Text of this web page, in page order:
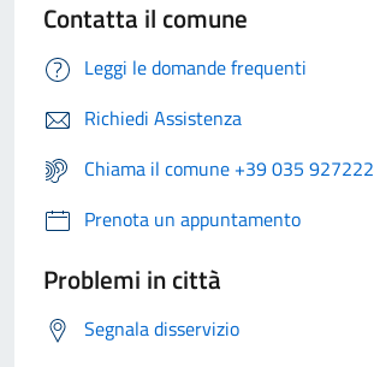
Contatta il comune
Leggi le domande frequenti
Richiedi Assistenza
Chiama il comune +39 035 927222
Prenota un appuntamento
Problemi in città
Segnala disservizio